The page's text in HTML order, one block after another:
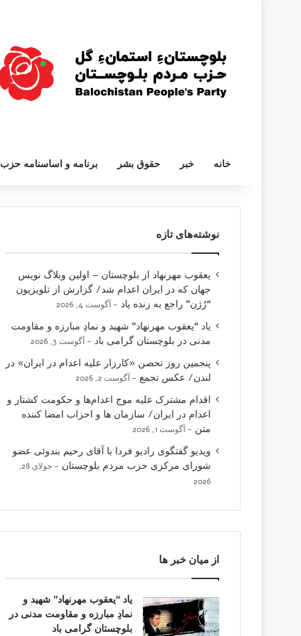
خانه خبر حقوق بشر برنامه و اساسنامه حزب
نوشته‌های تازه
یعقوب مهرنهاد از بلوچستان – اولین وبلاگ نویس
جهان که در ایران اعدام شد/ گزارش از تلویزیون
“رُژن” راجع به زنده یاد
آگوست 4, 2026
یاد “یعقوب مهرنهاد” شهید و نمادِ مبارزه و مقاومت
مدنی در بلوچستان گرامی باد
آگوست 3, 2026
پنجمین روز تحصن «کارزار علیه اعدام در ایران» در
لندن/ عکس تجمع
آگوست 2, 2026
اقدام مشترک علیه موج اعدام‌ها و حکومت کشتار و
اعدام در ایران/ سازمان ها و احزاب امضا کننده
متن
آگوست 1, 2026
ویدیو گفتگوی رادیو فردا با آقای رحیم بندوئی عضو
شورای مرکزی حزب مردم بلوچستان
جولای 28,
2026
از میان خبر ها
یاد “یعقوب مهرنهاد” شهید و
نمادِ مبارزه و مقاومت مدنی در
بلوچستان گرامی باد